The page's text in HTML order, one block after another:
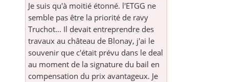
Je suis qu'à moitié étonné. l'ETGG ne
semble pas être la priorité de ravy
Truchot... Il devait entreprendre des
travaux au château de Blonay, j'ai le
souvenir que c'était prévu dans le deal
au moment de la signature du bail en
compensation du prix avantageux. Je